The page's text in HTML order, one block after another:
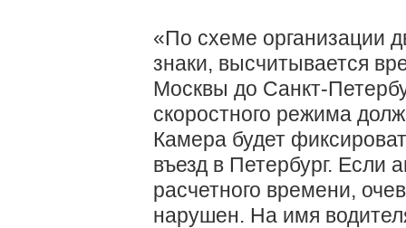
«По схеме организации
знаки, высчитывается
Москвы до Санкт-
скоростного режима
Камера будет
въезд в Петербург. Если
расчетного времени,
нарушен. На имя